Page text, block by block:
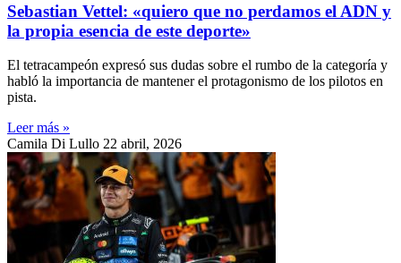
Sebastian Vettel: «quiero que no perdamos el ADN y
la propia esencia de este deporte»
El tetracampeón expresó sus dudas sobre el rumbo de la categoría y
habló la importancia de mantener el protagonismo de los pilotos en
pista.
Leer más »
Camila Di Lullo 22 abril, 2026